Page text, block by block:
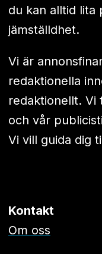
du kan alltid lita
jämställdhet.
Vi är
redaktionella
redaktionellt. Vi
och vår
Vi vill guida dig
Kontakt
Om oss